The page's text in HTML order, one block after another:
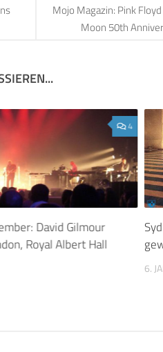
Mojo Magazin: Pink
Moon 50th
4
David Gilmour
Royal Albert Hall
6.